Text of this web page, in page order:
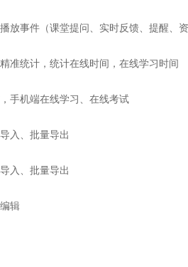
放事件（课堂提问、实时反馈、提醒、资
准统计，统计在线时间，在线学习时间
手机端在线学习、在线考试
入、批量导出
入、批量导出
辑